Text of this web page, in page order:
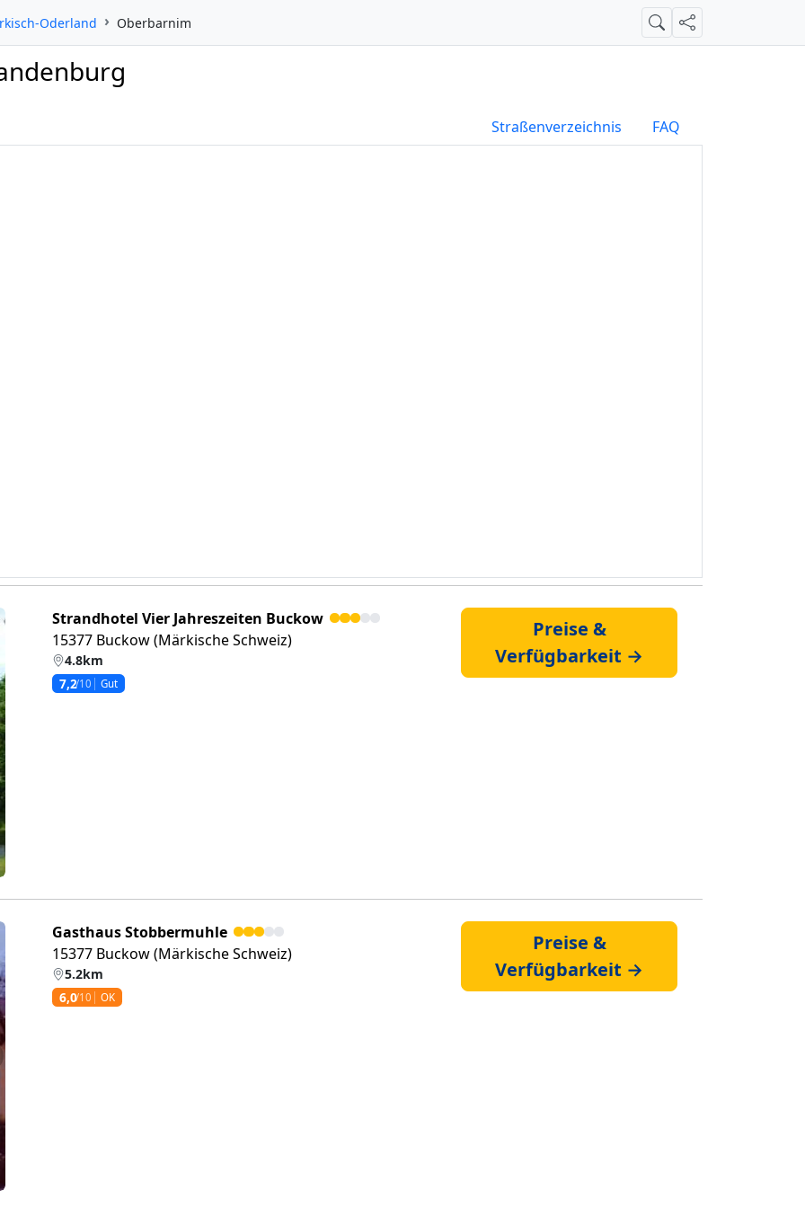
Oderland Oberbarnim SucheTeilen
Straßenverzeichnis FAQ
Strandhotel Vier Jahreszeiten Buckow
15377 Buckow (Märkische Schweiz)
4.8km
7,2/10 Gut
Preise &
Verfügbarkeit →
Gasthaus Stobbermuhle
15377 Buckow (Märkische Schweiz)
5.2km
6,0/10 OK
Preise &
Verfügbarkeit →